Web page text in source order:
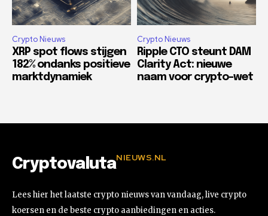
Crypto Nieuws
XRP spot flows stijgen
182% ondanks positieve
marktdynamiek
Crypto Nieuws
Ripple CTO steunt DAM
Clarity Act: nieuwe
naam voor crypto-wet
CryptovalutaNIEUWS.NL
Lees hier het laatste crypto nieuws van vandaag, live crypto
koersen en de beste crypto aanbiedingen en acties.